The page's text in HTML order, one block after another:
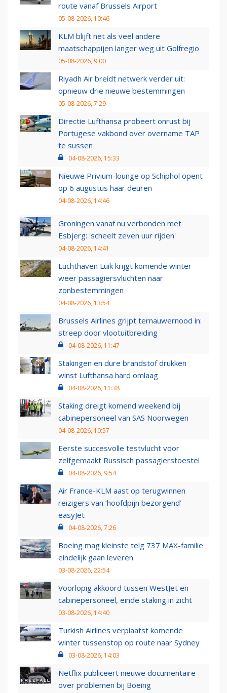
route vanaf Brussels Airport
05-08-2026, 10:46
KLM blijft net als veel andere
maatschappijen langer weg uit Golfregio
05-08-2026, 9:00
Riyadh Air breidt netwerk verder uit:
opnieuw drie nieuwe bestemmingen
05-08-2026, 7:29
Directie Lufthansa probeert onrust bij
Portugese vakbond over overname TAP
te sussen
04-08-2026, 15:33
Nieuwe Privium-lounge op Schiphol opent
op 6 augustus haar deuren
04-08-2026, 14:46
Groningen vanaf nu verbonden met
Esbjerg: 'scheelt zeven uur rijden'
04-08-2026, 14:41
Luchthaven Luik krijgt komende winter
weer passagiersvluchten naar
zonbestemmingen
04-08-2026, 13:54
Brussels Airlines grijpt ternauwernood in:
streep door vlootuitbreiding
04-08-2026, 11:47
Stakingen en dure brandstof drukken
winst Lufthansa hard omlaag
04-08-2026, 11:38
Staking dreigt komend weekend bij
cabinepersoneel van SAS Noorwegen
04-08-2026, 10:57
Eerste succesvolle testvlucht voor
zelfgemaakt Russisch passagierstoestel
04-08-2026, 9:54
Air France-KLM aast op terugwinnen
reizigers van ‘hoofdpijn bezorgend’
easyJet
04-08-2026, 7:26
Boeing mag kleinste telg 737 MAX-familie
eindelijk gaan leveren
03-08-2026, 22:54
Voorlopig akkoord tussen WestJet en
cabinepersoneel, einde staking in zicht
03-08-2026, 14:40
Turkish Airlines verplaatst komende
winter tussenstop op route naar Sydney
03-08-2026, 14:03
Netflix publiceert nieuwe documentaire
over problemen bij Boeing